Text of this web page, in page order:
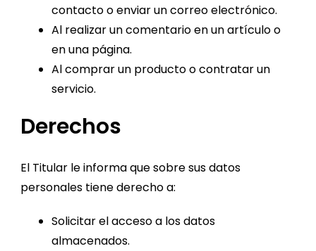
contacto o enviar un correo electrónico.
Al realizar un comentario en un artículo o
en una página.
Al comprar un producto o contratar un
servicio.
Derechos
El Titular le informa que sobre sus datos
personales tiene derecho a:
Solicitar el acceso a los datos
almacenados.